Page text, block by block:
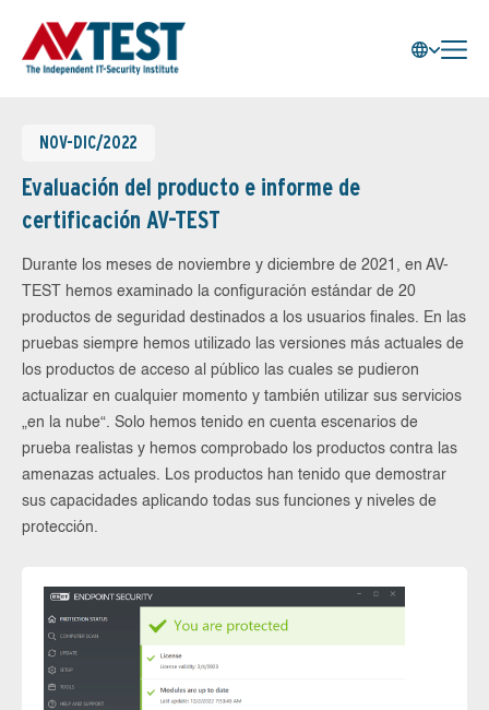
NOV-DIC/2022
Evaluación del producto e informe de
certificación AV-TEST
Durante los meses de noviembre y diciembre de 2021, en AV-
TEST hemos examinado la configuración estándar de 20
productos de seguridad destinados a los usuarios finales. En las
pruebas siempre hemos utilizado las versiones más actuales de
los productos de acceso al público las cuales se pudieron
actualizar en cualquier momento y también utilizar sus servicios
„en la nube“. Solo hemos tenido en cuenta escenarios de
prueba realistas y hemos comprobado los productos contra las
amenazas actuales. Los productos han tenido que demostrar
sus capacidades aplicando todas sus funciones y niveles de
protección.